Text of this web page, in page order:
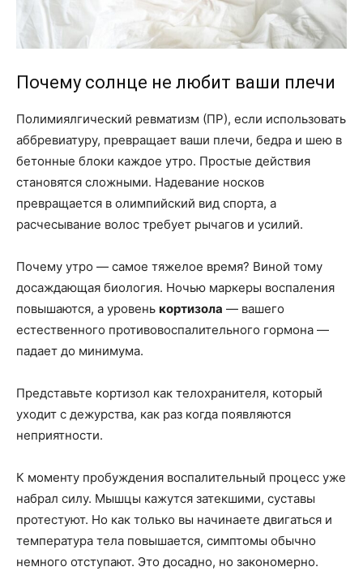
Почему солнце не любит ваши плечи
Полимиялгический ревматизм (ПР), если использовать
аббревиатуру, превращает ваши плечи, бедра и шею в
бетонные блоки каждое утро. Простые действия
становятся сложными. Надевание носков
превращается в олимпийский вид спорта, а
расчесывание волос требует рычагов и усилий.
Почему утро — самое тяжелое время? Виной тому
досаждающая биология. Ночью маркеры воспаления
повышаются, а уровень кортизола — вашего
естественного противовоспалительного гормона —
падает до минимума.
Представьте кортизол как телохранителя, который
уходит с дежурства, как раз когда появляются
неприятности.
К моменту пробуждения воспалительный процесс уже
набрал силу. Мышцы кажутся затекшими, суставы
протестуют. Но как только вы начинаете двигаться и
температура тела повышается, симптомы обычно
немного отступают. Это досадно, но закономерно.